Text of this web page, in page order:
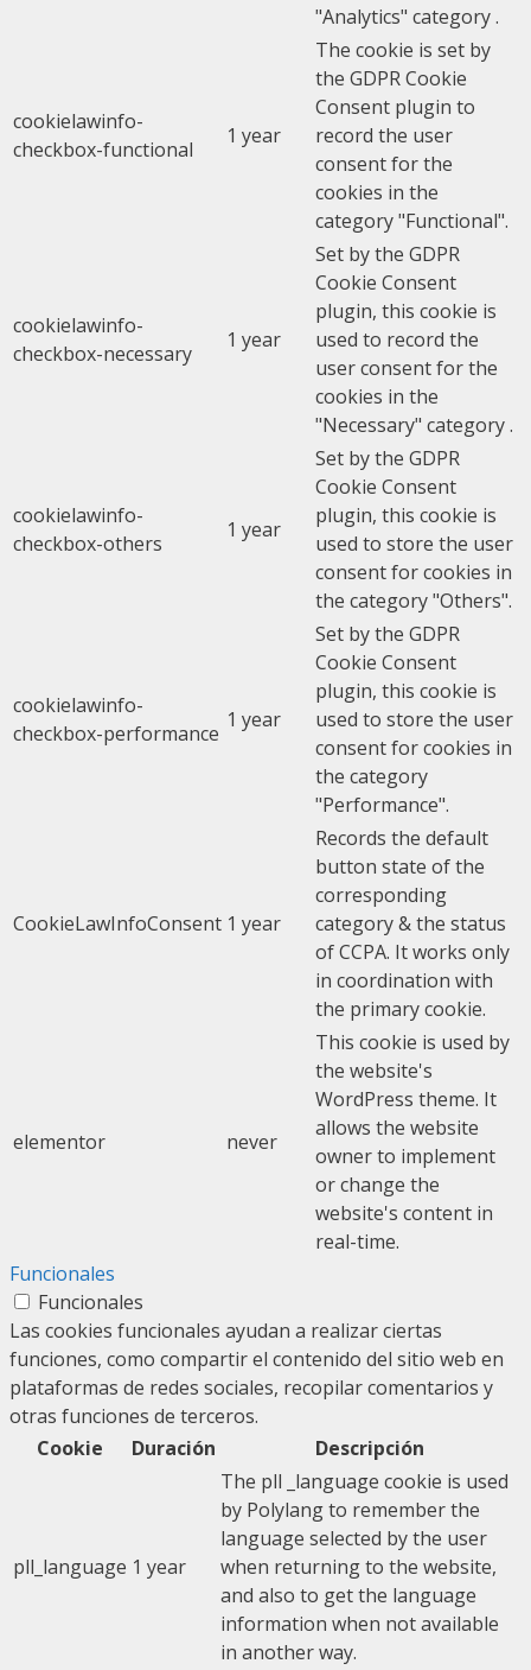
"Analytics" category .
cookielawinfo-
checkbox-functional
1 year
The cookie is set by
the GDPR Cookie
Consent plugin to
record the user
consent for the
cookies in the
category "Functional".
cookielawinfo-
checkbox-necessary
1 year
Set by the GDPR
Cookie Consent
plugin, this cookie is
used to record the
user consent for the
cookies in the
"Necessary" category .
cookielawinfo-
checkbox-others
1 year
Set by the GDPR
Cookie Consent
plugin, this cookie is
used to store the user
consent for cookies in
the category "Others".
cookielawinfo-
checkbox-performance
1 year
Set by the GDPR
Cookie Consent
plugin, this cookie is
used to store the user
consent for cookies in
the category
"Performance".
CookieLawInfoConsent 1 year
Records the default
button state of the
corresponding
category & the status
of CCPA. It works only
in coordination with
the primary cookie.
elementor never
This cookie is used by
the website's
WordPress theme. It
allows the website
owner to implement
or change the
website's content in
real-time.
Funcionales
Funcionales
Las cookies funcionales ayudan a realizar ciertas
funciones, como compartir el contenido del sitio web en
plataformas de redes sociales, recopilar comentarios y
otras funciones de terceros.
Cookie
Duración Descripción
pll_language 1 year
The pll _language cookie is used
by Polylang to remember the
language selected by the user
when returning to the website,
and also to get the language
information when not available
in another way.